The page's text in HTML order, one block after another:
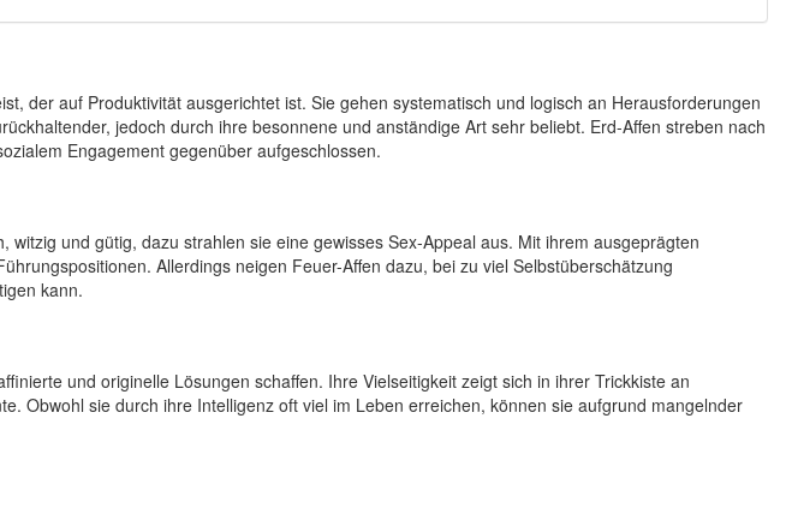
der auf Produktivität ausgerichtet ist. Sie gehen systematisch und logisch an Herausforderungen
jedoch durch ihre besonnene und anständige Art sehr beliebt. Erd-Affen streben nach
Engagement gegenüber aufgeschlossen.
und gütig, dazu strahlen sie eine gewisses Sex-Appeal aus. Mit ihrem ausgeprägten
Allerdings neigen Feuer-Affen dazu, bei zu viel Selbstüberschätzung
kann.
und originelle Lösungen schaffen. Ihre Vielseitigkeit zeigt sich in ihrer Trickkiste an
Obwohl sie durch ihre Intelligenz oft viel im Leben erreichen, können sie aufgrund mangelnder